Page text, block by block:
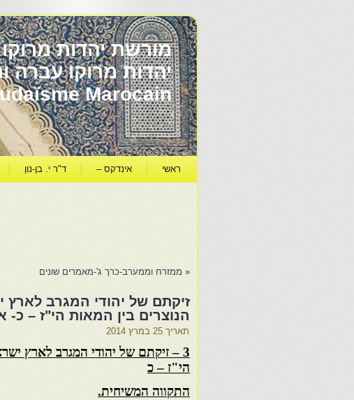
מורשת יהדות מרוקו
Marocain
ראשי אינדקס – ד"ר י. בן-נון
« ממזרח וממערב-כרך ג'-מאמרים שונים
זיקתם של יהודי המגרב לארץ
הנוצרים בין המאות הי"ז – כ-
תאריך 25 במרץ 2014
3 – זיקתם של יהודי המגרב לארץ
הי"ז – כ
התקווה המשיחית.